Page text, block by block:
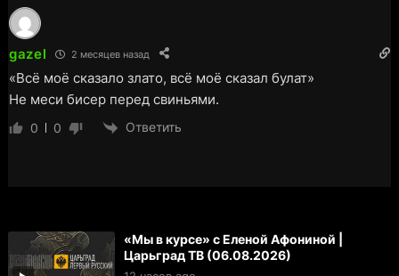
gazel 2 месяцев назад
«Всё моё сказало злато, всё моё сказал булат»
Не меси бисер перед свиньями.
0 0 Ответить
«Мы в курсе» с Еленой Афониной |
Царьград ТВ (06.08.2026)